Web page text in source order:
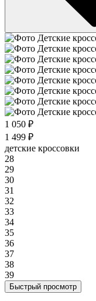
1 050 ₽
1 499 ₽
детские кроссовки
28
29
30
31
32
33
34
35
36
37
38
39
Быстрый просмотр